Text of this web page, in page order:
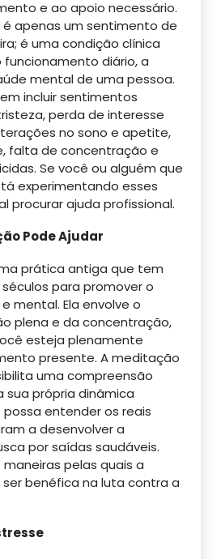
e ao apoio necessário.
apenas um sentimento de
é uma condição clínica
diário, a
mental de uma pessoa.
incluir sentimentos
perda de interesse
no sono e apetite,
falta de concentração e
Se você ou alguém que
experimentando esses
procurar ajuda profissional.
Pode Ajudar
prática antiga que tem
para promover o
mental. Ela envolve o
plena e da concentração,
esteja plenamente
presente. A meditação
uma compreensão
sua própria dinâmica
entender os reais
a desenvolver a
por saídas saudáveis.
pelas quais a
benéfica na luta contra a